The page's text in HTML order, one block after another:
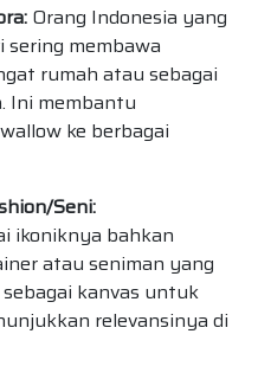
Orang Indonesia yang
sering membawa
rumah atau sebagai
Ini membantu
ke berbagai
Seni:
ikoniknya bahkan
atau seniman yang
kanvas untuk
relevansinya di